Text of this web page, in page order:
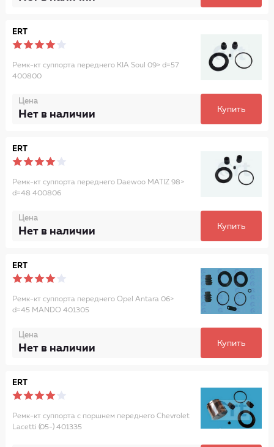
ERT
Ремк-кт суппорта переднего KIA Soul 09> d=57
400800
Цена
Нет в наличии Купить
ERT
Ремк-кт суппорта переднего Daewoo MATIZ 98>
d=48 400806
Цена
Нет в наличии Купить
ERT
Ремк-кт суппорта переднего Opel Antara 06>
d=45 MANDO 401305
Цена
Нет в наличии Купить
ERT
Ремк-кт суппорта с поршнем переднего Chevrolet
Lacetti (05-) 401335